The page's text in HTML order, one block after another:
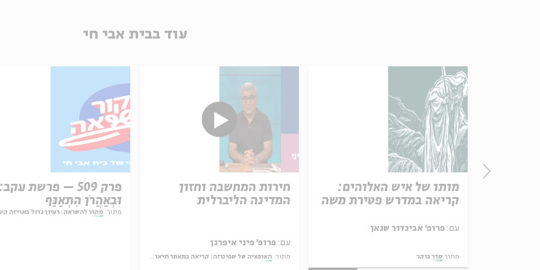
עוד בבית אבי חי
פרק 509 – פרשת עקב:
וּבְאַהֲרֹן הִתְאַנַּף
מתוך: מקור להשראה: רעיון גדול באריזה
חירות המחשבה וחזון
המדינה הליברלית
עם: פרופ' פיני איפרגן
מתוך: האופציה של שפינוזה: קריאה במאמר תיאולוגי־מדיני
מותו של איש האלוהים:
קריאה במדרש פטירת משה
עם:
מתוך:סדר בוקר